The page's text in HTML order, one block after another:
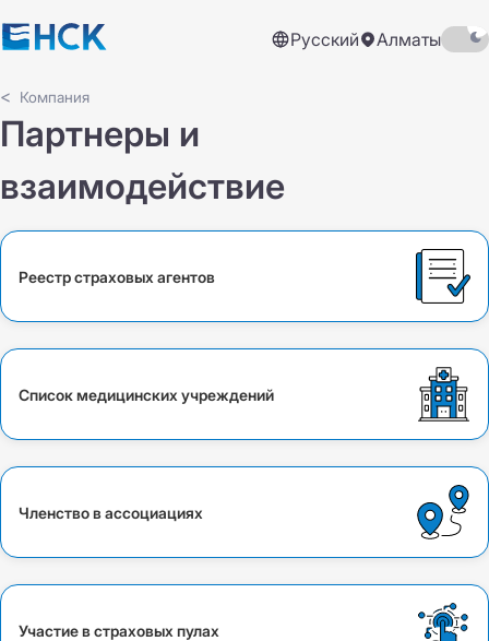
Русский Алматы
Компания
Партнеры и
взаимодействие
Реестр страховых агентов
Список медицинских учреждений
Членство в ассоциациях
Участие в страховых пулах